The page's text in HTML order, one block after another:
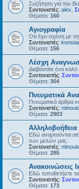
Συζήτηση για την
Συντονιστές: alex
Θέματα: 160
Αγιογραφία
Οτι έχει σχέση με
Συντονιστές:
Θέματα: 156
Λέσχη
Διαβάσατε ένα καλό
Συντονιστής:
Θέματα: 304
Πνευματικά
Πνευματικά άρθρα
Συντονιστές:
Θέματα: 2903
Αλληλοβοήθεια
Εδώ αναρτούνται
των μελών μας.
Συντονιστές:
Θέματα: 285
Ανακοινώσεις
Εδώ τοποθετήστε
Συντονιστής:
Θέματα: 173